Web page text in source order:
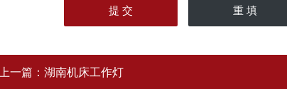
上一篇： 湖南机床工作灯